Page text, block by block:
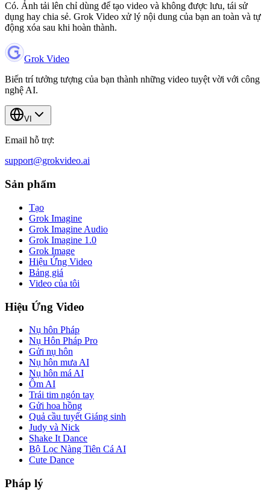
Có. Ảnh tải lên chỉ dùng để tạo video và không được lưu, tái sử
dụng hay chia sẻ. Grok Video xử lý nội dung của bạn an toàn và tự
động xóa sau khi hoàn thành.
Grok Video
Biến trí tưởng tượng của bạn thành những video tuyệt vời với công
nghệ AI.
VI
Email hỗ trợ:
support@grokvideo.ai
Sản phẩm
Tạo
Grok Imagine
Grok Imagine Audio
Grok Imagine 1.0
Grok Image
Hiệu Ứng Video
Bảng giá
Video của tôi
Hiệu Ứng Video
Nụ hôn Pháp
Nụ Hôn Pháp Pro
Gửi nụ hôn
Nụ hôn mưa AI
Nụ hôn má AI
Ôm AI
Trái tim ngón tay
Gửi hoa hồng
Quả cầu tuyết Giáng sinh
Judy và Nick
Shake It Dance
Bộ Lọc Nàng Tiên Cá AI
Cute Dance
Pháp lý